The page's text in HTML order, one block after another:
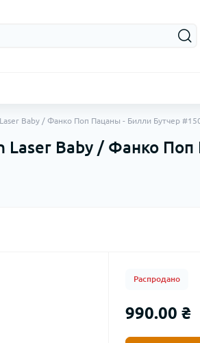
Baby / Фанко Поп Пацаны - Билли Бутчер
Laser Baby / Фанко
Распродано
990.00 ₴